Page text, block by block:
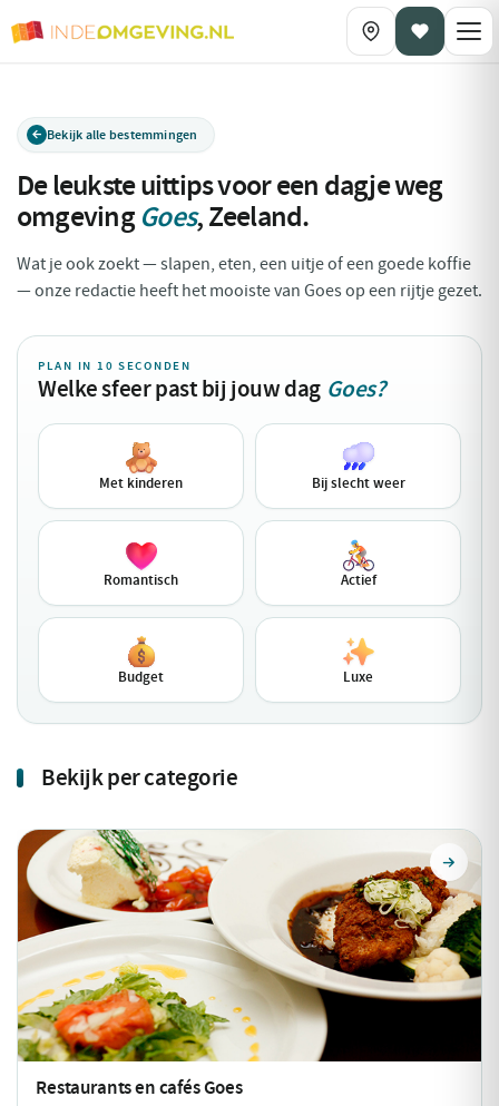
Bekijk alle bestemmingen
De leukste uittips voor een dagje weg
omgevingGoes,Zeeland.
Wat je ook zoekt — slapen, eten, een uitje of een goede koffie
— onze redactie heeft het mooiste van Goes op een rijtje gezet.
PLAN IN 10 SECONDEN
Welke sfeer past bij jouw dag Goes?
Met kinderen Bij slecht weer
Romantisch Actief
Budget Luxe
Bekijk per categorie
Restaurants en cafésGoes